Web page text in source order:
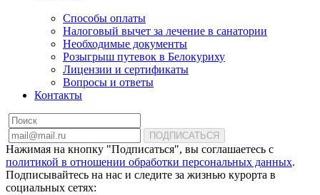
Способы оплаты
Налоговый вычет за лечение в санатории
Необходимые документы
Розыгрыш путевок в Белокуриху
Лицензии и сертификаты
Вопросы и ответы
Контакты
ПОДПИСАТЬСЯ
Нажимая на кнопку "Подписаться", вы соглашаетесь с
политикой в отношении обработки персональных данных.
Подписывайтесь на нас и следите за жизнью курорта в
социальных сетях: